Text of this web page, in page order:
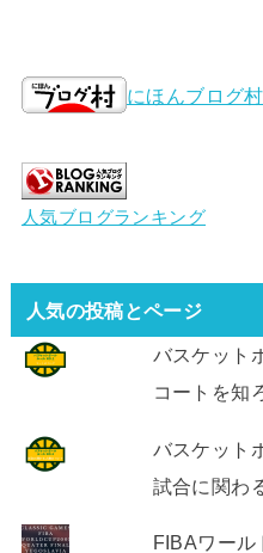
にほんブログ村
人気ブログランキング
人気の投稿とページ
バスケット
コートを知
バスケット
試合に関わ
FIBAワール